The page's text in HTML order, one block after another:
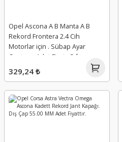
Opel Ascona A B Manta A B
Rekord Frontera 2.4 Cih
Motorlar için . Sübap Ayar
Cıvatası . Adet Fiyat . Sıfır
ürünlerdir.
329,24 ₺